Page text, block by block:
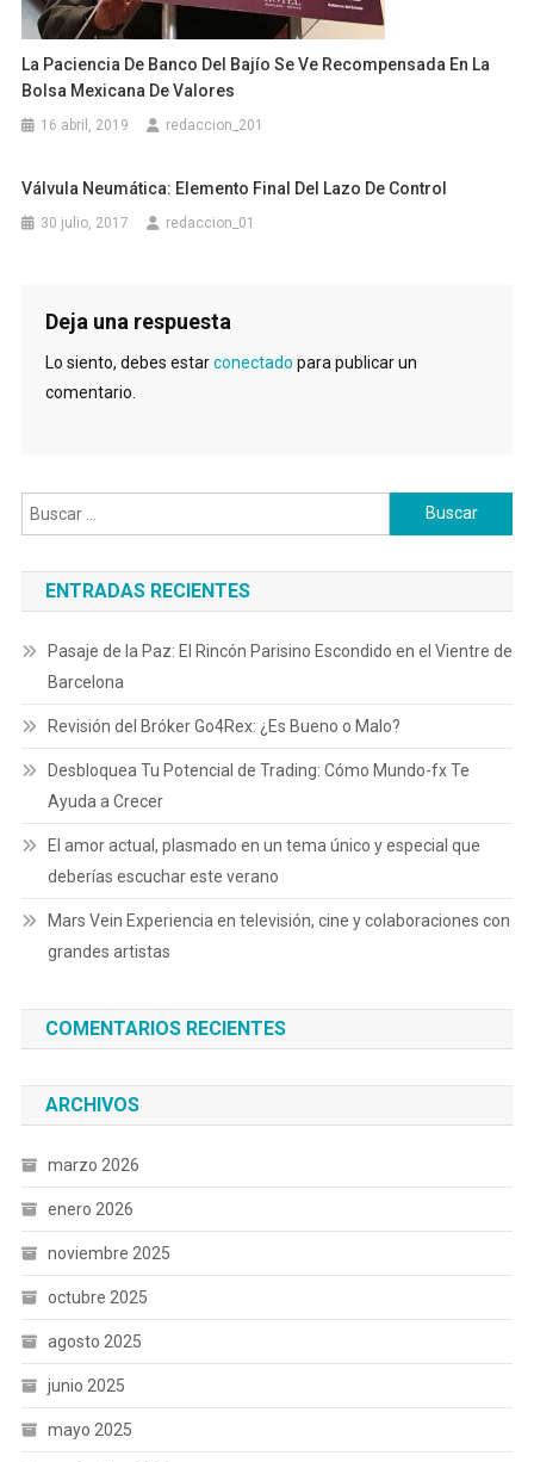
La Paciencia De Banco Del Bajío Se Ve Recompensada En La
Bolsa Mexicana De Valores
16 abril, 2019 redaccion_201
Válvula Neumática: Elemento Final Del Lazo De Control
30 julio, 2017 redaccion_01
Deja una respuesta
Lo siento, debes estarconectado para publicar un
comentario.
Buscar:
ENTRADAS RECIENTES
Pasaje de la Paz: El Rincón Parisino Escondido en el Vientre de
Barcelona
Revisión del Bróker Go4Rex: ¿Es Bueno o Malo?
Desbloquea Tu Potencial de Trading: Cómo Mundo-fx Te
Ayuda a Crecer
El amor actual, plasmado en un tema único y especial que
deberías escuchar este verano
Mars Vein Experiencia en televisión, cine y colaboraciones con
grandes artistas
COMENTARIOS RECIENTES
ARCHIVOS
marzo 2026
enero 2026
noviembre 2025
octubre 2025
agosto 2025
junio 2025
mayo 2025